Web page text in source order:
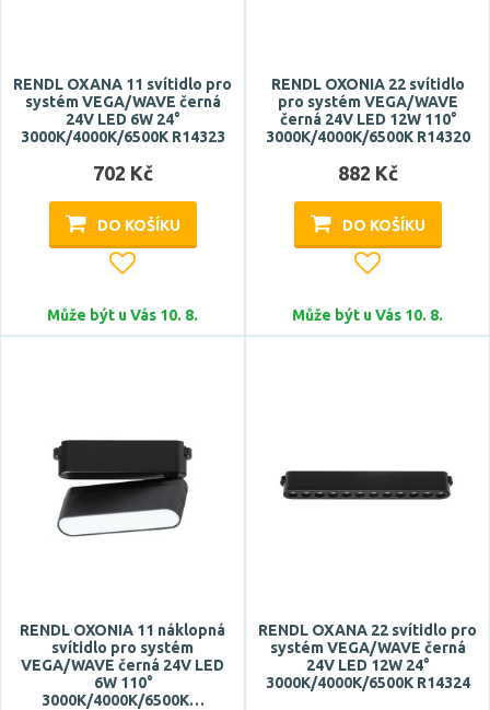
Šířka
RENDL OXANA 11 svítidlo pro
systém VEGA/WAVE černá
24V LED 6W 24°
3000K/4000K/6500K R14323
702 Kč
DO KOŠÍKU
Může být u Vás 10. 8.
RENDL OXONIA 22 svítidlo
pro systém VEGA/WAVE
černá 24V LED 12W 110°
3000K/4000K/6500K R14320
882 Kč
DO KOŠÍKU
Může být u Vás 10. 8.
RENDL OXONIA 11 náklopná
svítidlo pro systém
VEGA/WAVE černá 24V LED
6W 110°
3000K/4000K/6500K…
RENDL OXANA 22 svítidlo pro
systém VEGA/WAVE černá
24V LED 12W 24°
3000K/4000K/6500K R14324